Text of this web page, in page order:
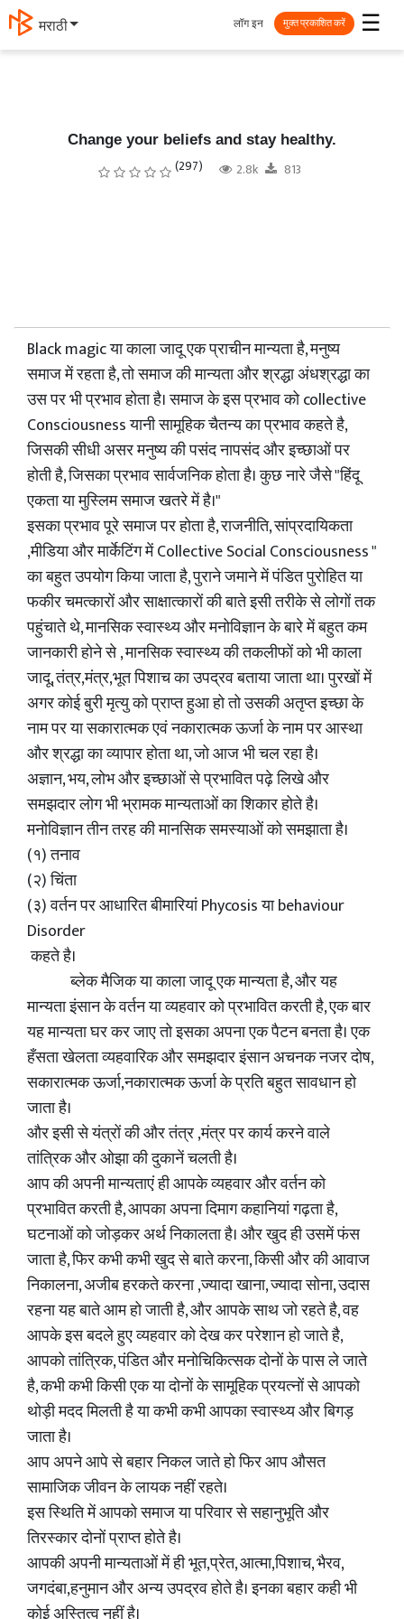
मराठी ☰
लॉग इन मुक्त प्रकाशित करें
Change your beliefs and stay healthy.
(297) 2.8k 813
Black magic या काला जादू एक प्राचीन मान्यता है, मनुष्य
समाज में रहता है, तो समाज की मान्यता और श्रद्धा अंधश्रद्धा का
उस पर भी प्रभाव होता है। समाज के इस प्रभाव को collective
Consciousness यानी सामूहिक चैतन्य का प्रभाव कहते है,
जिसकी सीधी असर मनुष्य की पसंद नापसंद और इच्छाओं पर
होती है, जिसका प्रभाव सार्वजनिक होता है। कुछ नारे जैसे "हिंदू
एकता या मुस्लिम समाज खतरे में है।"
इसका प्रभाव पूरे समाज पर होता है, राजनीति, सांप्रदायिकता
,मीडिया और मार्केटिंग में Collective Social Consciousness "
का बहुत उपयोग किया जाता है, पुराने जमाने में पंडित पुरोहित या
फकीर चमत्कारों और साक्षात्कारों की बाते इसी तरीके से लोगों तक
पहुंचाते थे, मानसिक स्वास्थ्य और मनोविज्ञान के बारे में बहुत कम
जानकारी होने से , मानसिक स्वास्थ्य की तकलीफों को भी काला
जादू, तंत्र,मंत्र,भूत पिशाच का उपद्रव बताया जाता था। पुरखों में
अगर कोई बुरी मृत्यु को प्राप्त हुआ हो तो उसकी अतृप्त इच्छा के
नाम पर या सकारात्मक एवं नकारात्मक ऊर्जा के नाम पर आस्था
और श्रद्धा का व्यापार होता था, जो आज भी चल रहा है।
अज्ञान, भय, लोभ और इच्छाओं से प्रभावित पढ़े लिखे और
समझदार लोग भी भ्रामक मान्यताओं का शिकार होते है।
मनोविज्ञान तीन तरह की मानसिक समस्याओं को समझाता है।
(१) तनाव
(२) चिंता
(३) वर्तन पर आधारित बीमारियां Phycosis या behaviour
Disorder
कहते है।
ब्लेक मैजिक या काला जादू एक मान्यता है, और यह
मान्यता इंसान के वर्तन या व्यहवार को प्रभावित करती है, एक बार
यह मान्यता घर कर जाए तो इसका अपना एक पैटन बनता है। एक
हँसता खेलता व्यहवारिक और समझदार इंसान अचनक नजर दोष,
सकारात्मक ऊर्जा,नकारात्मक ऊर्जा के प्रति बहुत सावधान हो
जाता है।
और इसी से यंत्रों की और तंत्र ,मंत्र पर कार्य करने वाले
तांत्रिक और ओझा की दुकानें चलती है।
आप की अपनी मान्यताएं ही आपके व्यहवार और वर्तन को
प्रभावित करती है, आपका अपना दिमाग कहानियां गढ़ता है,
घटनाओं को जोड़कर अर्थ निकालता है। और खुद ही उसमें फंस
जाता है, फिर कभी कभी खुद से बाते करना, किसी और की आवाज
निकालना, अजीब हरकते करना ,ज्यादा खाना, ज्यादा सोना, उदास
रहना यह बाते आम हो जाती है, और आपके साथ जो रहते है, वह
आपके इस बदले हुए व्यहवार को देख कर परेशान हो जाते है,
आपको तांत्रिक, पंडित और मनोचिकित्सक दोनों के पास ले जाते
है, कभी कभी किसी एक या दोनों के सामूहिक प्रयत्नों से आपको
थोड़ी मदद मिलती है या कभी कभी आपका स्वास्थ्य और बिगड़
जाता है।
आप अपने आपे से बहार निकल जाते हो फिर आप औसत
सामाजिक जीवन के लायक नहीं रहते।
इस स्थिति में आपको समाज या परिवार से सहानुभूति और
तिरस्कार दोनों प्राप्त होते है।
आपकी अपनी मान्यताओं में ही भूत,प्रेत, आत्मा,पिशाच, भैरव,
जगदंबा,हनुमान और अन्य उपद्रव होते है। इनका बहार कही भी